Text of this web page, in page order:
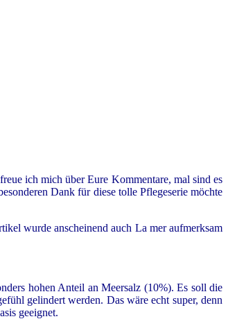
ich mich über Eure Kommentare, mal sind es
Dank für diese tolle Pflegeserie möchte
wurde anscheinend auch La mer aufmerksam
hohen Anteil an Meersalz (10%). Es soll die
gelindert werden. Das wäre echt super, denn
geeignet.